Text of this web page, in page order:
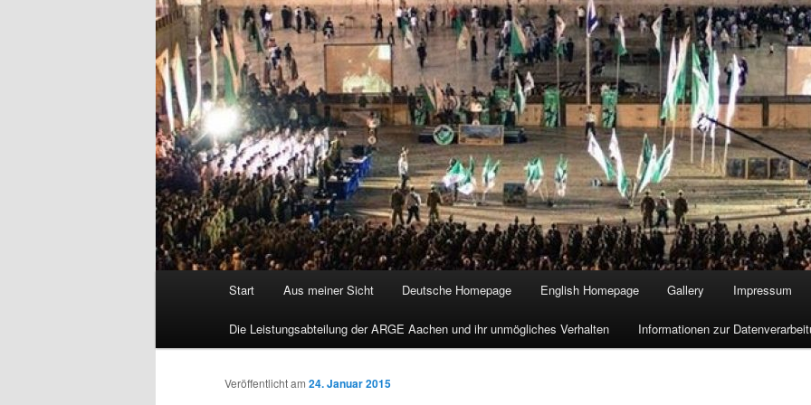
Start Aus meiner Sicht Deutsche Homepage English Homepage Gallery Impressum
Die Leistungsabteilung der ARGE Aachen und ihr unmögliches Verhalten Informationen zur
Veröffentlicht am 24. Januar 2015